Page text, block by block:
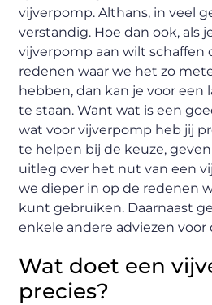
vijverpomp. Althans, in veel
verstandig. Hoe dan ook, als
vijverpomp aan wilt schaffen
redenen waar we het zo
hebben, dan kan je voor een
te staan. Want wat is een
wat voor vijverpomp heb jij
te helpen bij de keuze,
uitleg over het nut van een
we dieper in op de redenen
kunt gebruiken. Daarnaast
enkele andere adviezen voor
Wat doet een
precies?